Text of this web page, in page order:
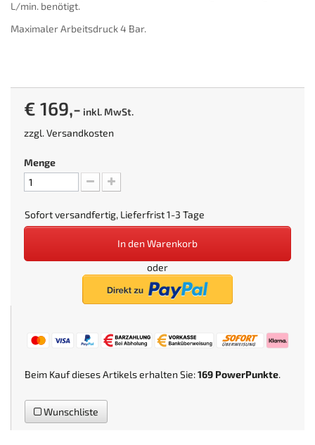
L/min. benötigt.
Maximaler Arbeitsdruck 4 Bar.
€ 169,- inkl. MwSt.
zzgl.Versandkosten
Menge
Sofort versandfertig, Lieferfrist 1-3 Tage
In den Warenkorb
oder
Beim Kauf dieses Artikels erhalten Sie:169 PowerPunkte.
Wunschliste